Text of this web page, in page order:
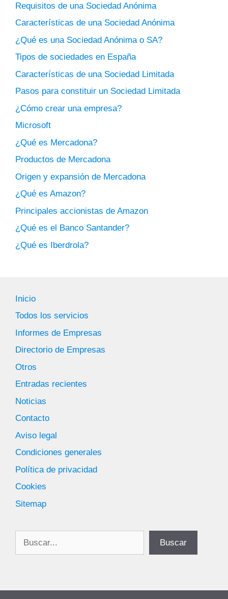
Requisitos de una Sociedad Anónima
Características de una Sociedad Anónima
¿Qué es una Sociedad Anónima o SA?
Tipos de sociedades en España
Características de una Sociedad Limitada
Pasos para constituir un Sociedad Limitada
¿Cómo crear una empresa?
Microsoft
¿Qué es Mercadona?
Productos de Mercadona
Origen y expansión de Mercadona
¿Qué es Amazon?
Principales accionistas de Amazon
¿Qué es el Banco Santander?
¿Qué es Iberdrola?
Inicio
Todos los servicios
Informes de Empresas
Directorio de Empresas
Otros
Entradas recientes
Noticias
Contacto
Aviso legal
Condiciones generales
Política de privacidad
Cookies
Sitemap
Buscar